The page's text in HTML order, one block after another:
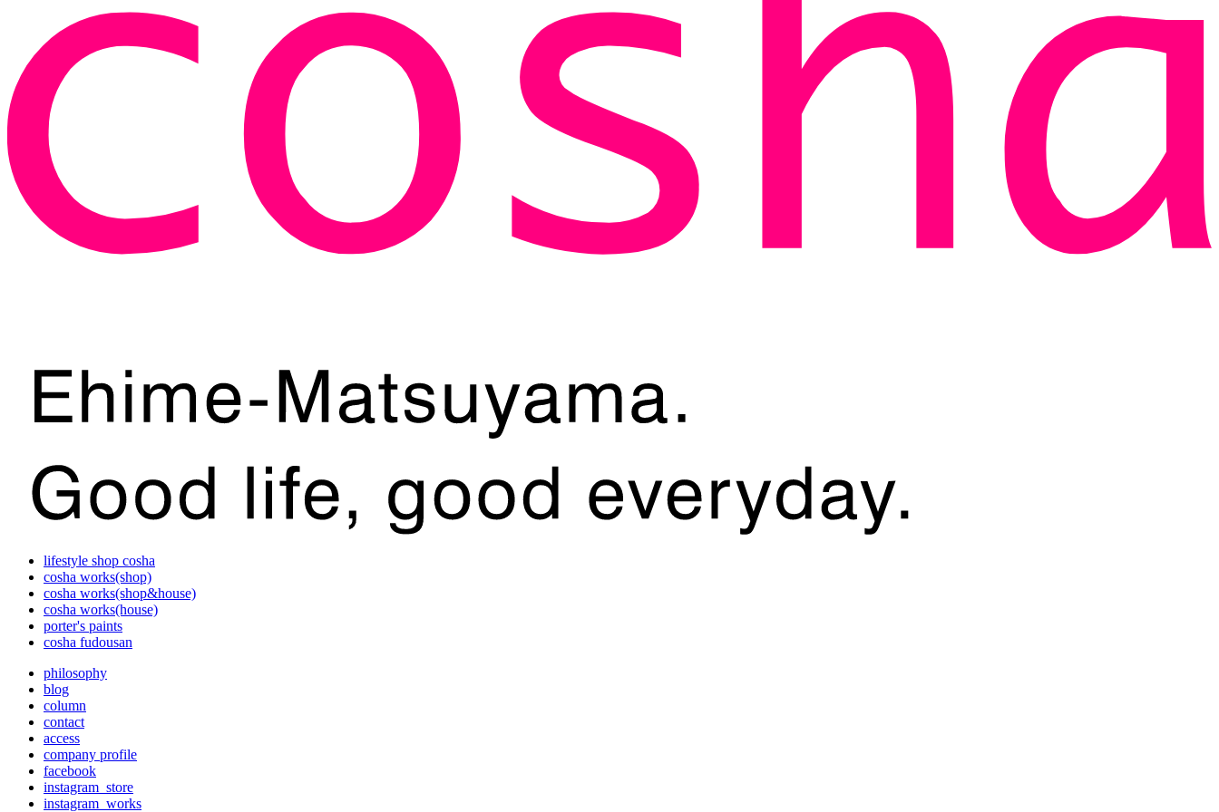
lifestyle shop cosha
cosha works(shop)
cosha works(shop&house)
cosha works(house)
porter's paints
cosha fudousan
philosophy
blog
column
contact
access
company profile
facebook
instagram_store
instagram_works